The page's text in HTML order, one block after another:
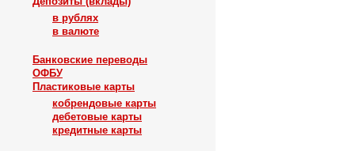
в рублях
в валюте
Банковские переводы
ОФБУ
Пластиковые карты
кобрендовые карты
дебетовые карты
кредитные карты